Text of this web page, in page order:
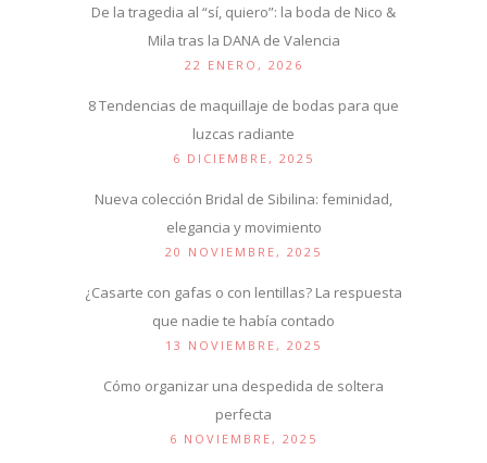
De la tragedia al “sí, quiero”: la boda de Nico &
Mila tras la DANA de Valencia
22 ENERO, 2026
8 Tendencias de maquillaje de bodas para que
luzcas radiante
6 DICIEMBRE, 2025
Nueva colección Bridal de Sibilina: feminidad,
elegancia y movimiento
20 NOVIEMBRE, 2025
¿Casarte con gafas o con lentillas? La respuesta
que nadie te había contado
13 NOVIEMBRE, 2025
Cómo organizar una despedida de soltera
perfecta
6 NOVIEMBRE, 2025